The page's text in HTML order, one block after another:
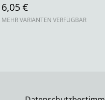
6,05 €
MEHR VARIANTEN VERFÜGBAR